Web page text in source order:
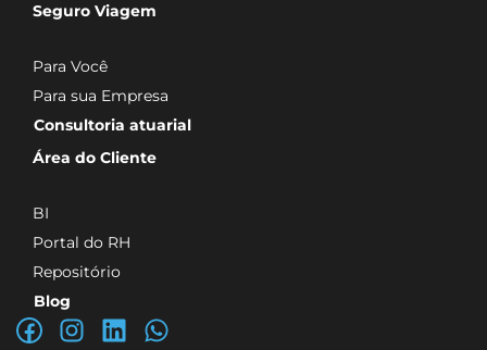
Seguro Viagem
Para Você
Para sua Empresa
Consultoria atuarial
Área do Cliente
BI
Portal do RH
Repositório
Blog